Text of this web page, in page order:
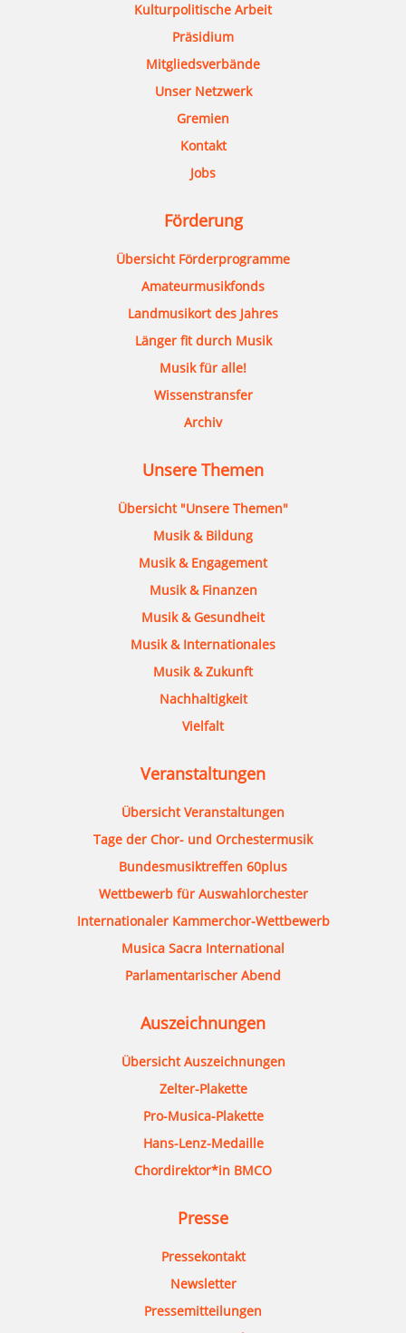
Kulturpolitische Arbeit
Präsidium
Mitgliedsverbände
Unser Netzwerk
Gremien
Kontakt
Jobs
Förderung
Übersicht Förderprogramme
Amateurmusikfonds
Landmusikort des Jahres
Länger fit durch Musik
Musik für alle!
Wissenstransfer
Archiv
Unsere Themen
Übersicht "Unsere Themen"
Musik & Bildung
Musik & Engagement
Musik & Finanzen
Musik & Gesundheit
Musik & Internationales
Musik & Zukunft
Nachhaltigkeit
Vielfalt
Veranstaltungen
Übersicht Veranstaltungen
Tage der Chor- und Orchestermusik
Bundesmusiktreffen 60plus
Wettbewerb für Auswahlorchester
Internationaler Kammerchor-Wettbewerb
Musica Sacra International
Parlamentarischer Abend
Auszeichnungen
Übersicht Auszeichnungen
Zelter-Plakette
Pro-Musica-Plakette
Hans-Lenz-Medaille
Chordirektor*in BMCO
Presse
Pressekontakt
Newsletter
Pressemitteilungen